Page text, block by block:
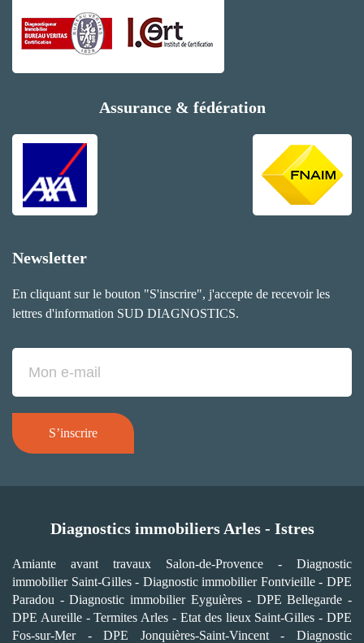
Assurance & fédération
Newsletter
En cliquant sur le bouton "S'inscrire", j'accepte de recevoir les
lettres d'information SUD DIAGNOSTICS.
S’inscrire
Diagnostics immobiliers Arles - Istres
Amiante avant travaux Salon-de-Provence - Diagnostic
immobilier Saint-Gilles- Diagnostic immobilier Fontvieille-DPE
Paradou -Diagnostic immobilier Eyguières- DPE Bellegarde -
DPE Aureille-Termites Arles - Etat des lieux Saint-Gilles -DPE
Fos-sur-Mer-DPE Jonquières-Saint-Vincent-Diagnostic